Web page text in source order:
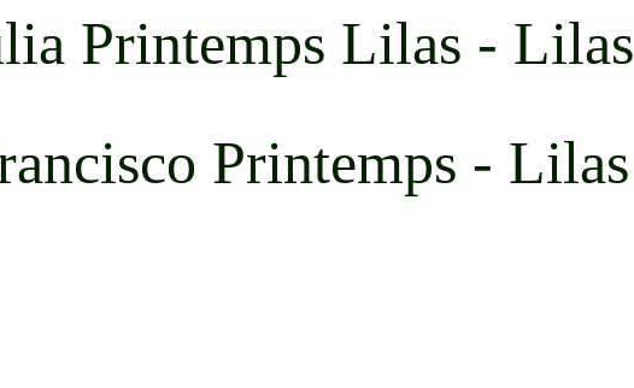
Printemps Lilas - Lilas
Printemps - Lilas